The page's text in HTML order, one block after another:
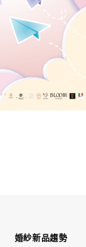
婚紗新品趨勢